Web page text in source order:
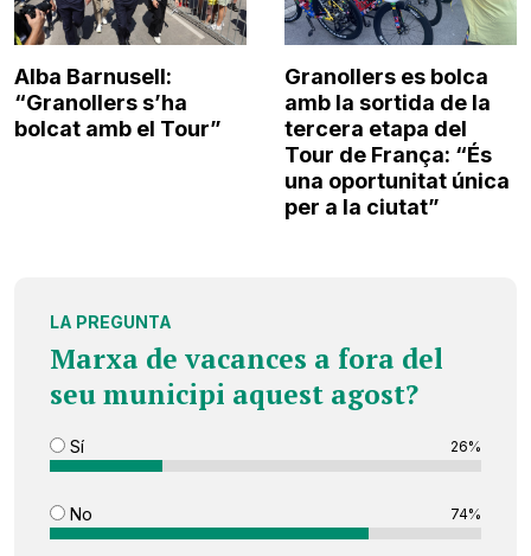
Alba Barnusell:
“Granollers s’ha
bolcat amb el Tour”
Granollers es bolca
amb la sortida de la
tercera etapa del
Tour de França: “És
una oportunitat única
per a la ciutat”
LA PREGUNTA
Marxa de vacances a fora del
seu municipi aquest agost?
Sí 26%
No 74%